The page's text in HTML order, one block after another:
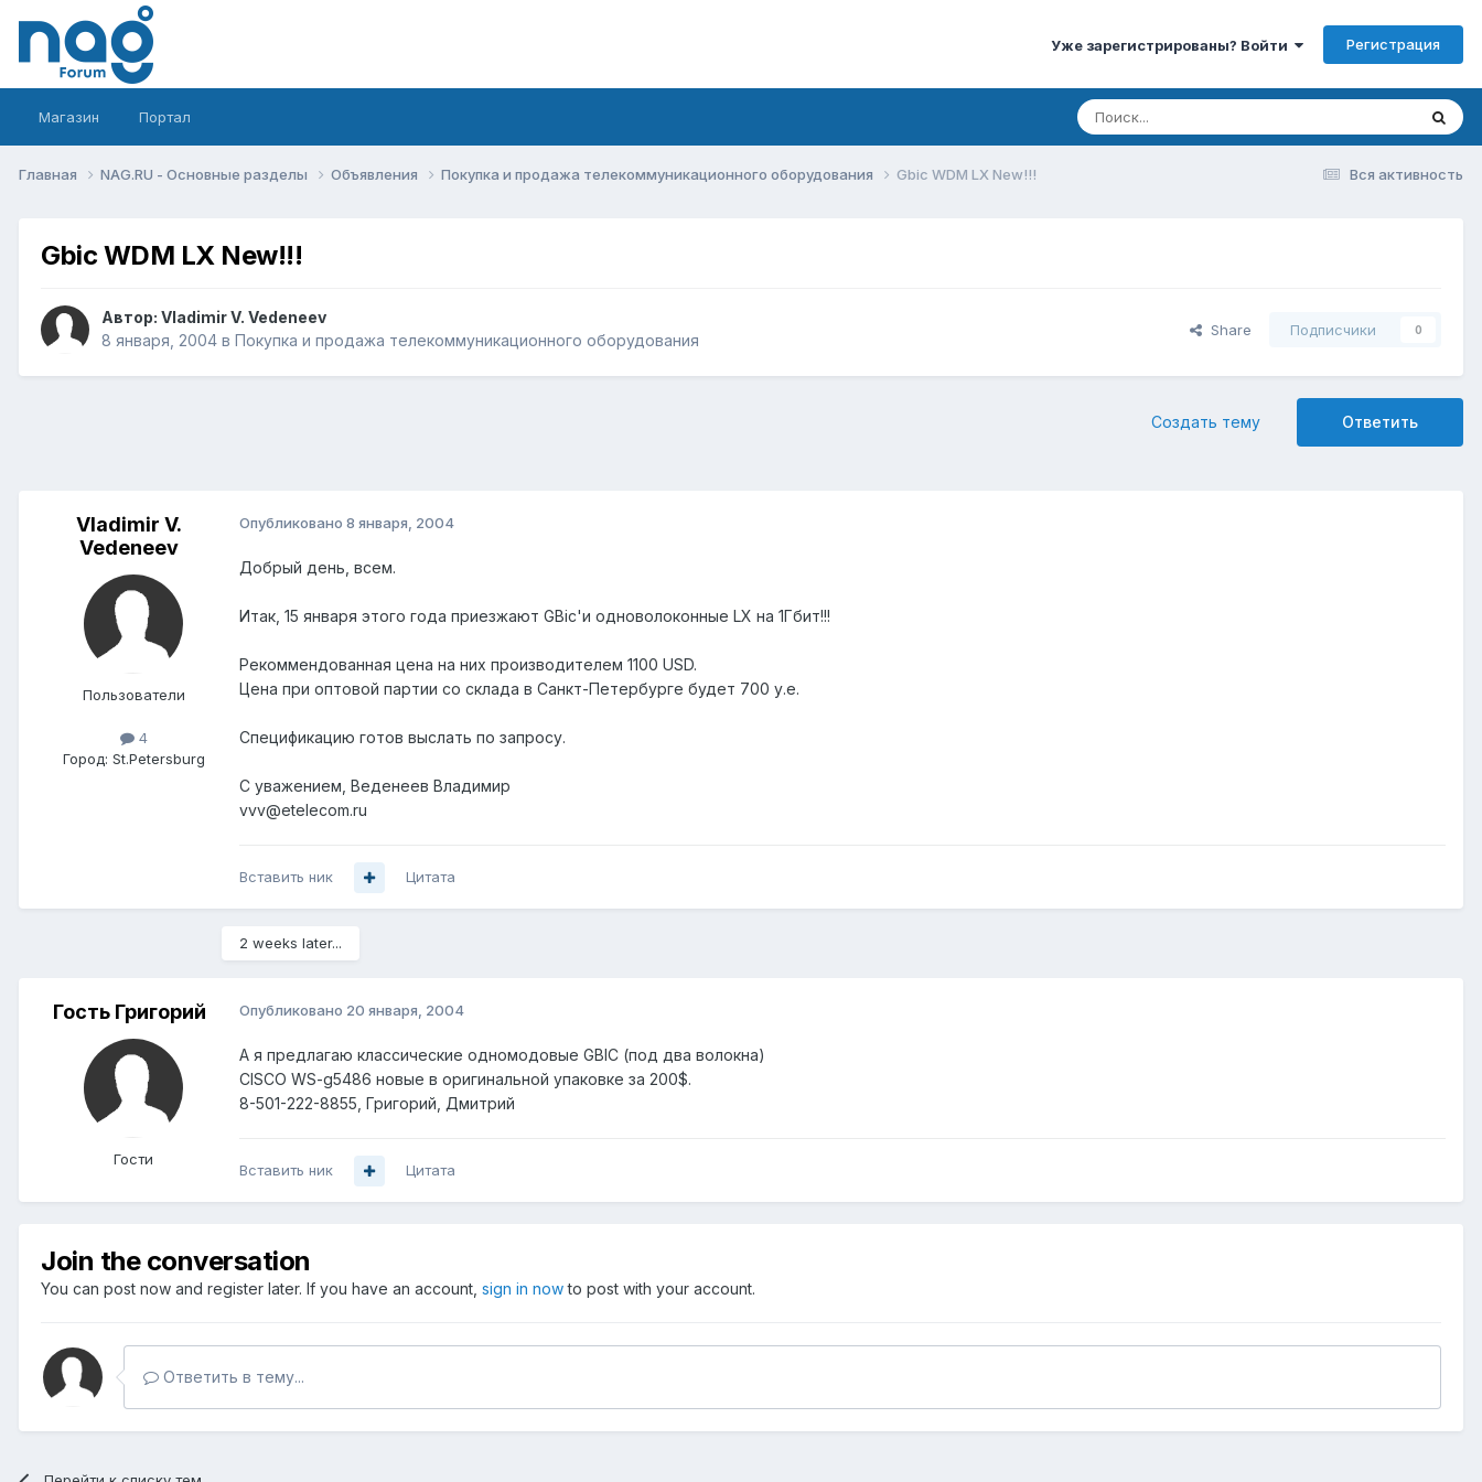
Уже зарегистрированы? Войти Регистрация
Магазин Портал
Вся активность
Главная NAG.RU - Основные разделы Объявления Покупка и продажа телекоммуникационного оборудования Gbic WDM LX New!!!
Gbic WDM LX New!!!
Автор: Vladimir V. Vedeneev
8 января, 2004 в Покупка и продажа телекоммуникационного оборудования
Share Подписчики 0
Ответить
Создать тему
Vladimir V.
Vedeneev
Пользователи
4
Город: St.Petersburg
Опубликовано 8 января, 2004
Добрый день, всем.
Итак, 15 января этого года приезжают GBic'и одноволоконные LX на 1Гбит!!!
Рекоммендованная цена на них производителем 1100 USD.
Цена при оптовой партии со склада в Санкт-Петербурге будет 700 у.е.
Спецификацию готов выслать по запросу.
С уважением, Веденеев Владимир
vvv@etelecom.ru
Вставить ник Цитата
2 weeks later...
Гость Григорий
Гости
Опубликовано 20 января, 2004
А я предлагаю классические одномодовые GBIC (под два волокна)
CISCO WS-g5486 новые в оригинальной упаковке за 200$.
8-501-222-8855, Григорий, Дмитрий
Вставить ник Цитата
Join the conversation
You can post now and register later. If you have an account, sign in nowto post with your account.
Ответить в тему...